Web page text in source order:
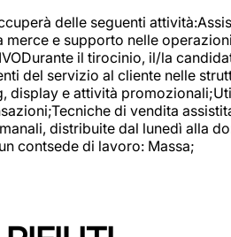
delle seguenti
e supporto nelle
il tirocinio, il/la
del servizio al cliente nelle
e attività
di vendita
distribuite dal lunedì alla
contsede di lavoro: Massa;